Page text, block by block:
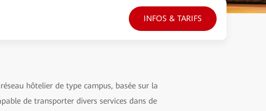
INFOS & TARIFS
hôtelier de type campus, basée sur la
de transporter divers services dans de